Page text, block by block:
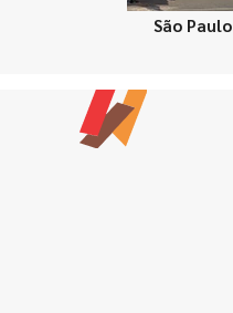
São Paulo